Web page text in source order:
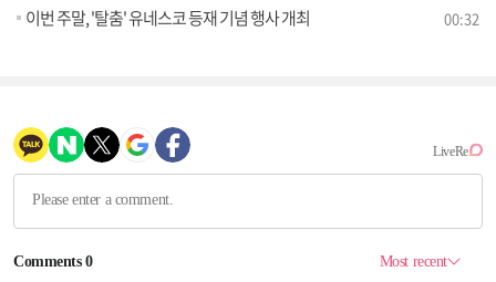
이번 주말, '탈춤' 유네스코 등재 기념 행사 개최 00:32